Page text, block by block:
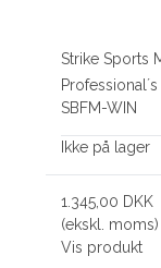
Strike Sports
SBFM-WIN
Ikke på lager
1.345,00 DKK
(ekskl. moms)
Vis produkt